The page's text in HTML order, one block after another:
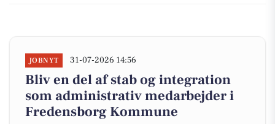
JOBNYT 31-07-2026 14:56
Bliv en del af stab og integration
som administrativ medarbejder i
Fredensborg Kommune